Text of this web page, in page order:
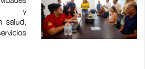
y
salud,